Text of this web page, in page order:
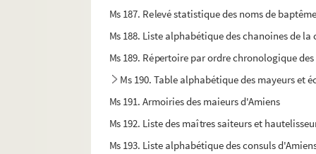
Ms 187. Relevé statistique des noms de
Ms 188. Liste alphabétique des chanoines de
Ms 189. Répertoire par ordre chronologique
Ms 190. Table alphabétique des mayeurs et
Ms 191. Armoiries des maieurs d'Amiens
Ms 192. Liste des maîtres saiteurs et
Ms 193. Liste alphabétique des consuls